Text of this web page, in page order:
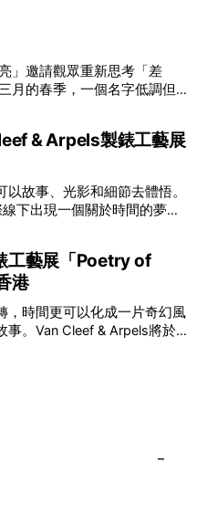
的大熱推介。
呈獻，以共融藝術為核心，
各地的優秀節目，更致力於在
。今年更首度與本地兩大旗
義的作品《遊延》及《弦上光
話，擦下多元藝術下的流動
「無限亮」
共融角度重新思索「差異」
性的一部分。每人皆擁有
生活、一齊創作、互相啟
2026精彩
) 2月28日至3月1日：
& Arpels製錶工藝展
故事、光影和細節去體悟。
下出現一個關於時間的夢幻
家把一貫低調精緻的製錶語
讓時間不只是腕上的個人物
旅程。 在碼頭打開
& Arpels的腕錶從來不是
是腕上的動人故事。 世家以
，讓每一枚腕錶都超越單純
瞬間凝結成可以反覆閱讀的畫
主題展區都有精美的佈置回應
工藝展「Poetry of
港
，時間更可以化成一片奇幻風
。Van Cleef & Arpels將於1
故事、詩意星象、迷人自然
值。2010年，Van Cleef &
de Genève）中獲獎的